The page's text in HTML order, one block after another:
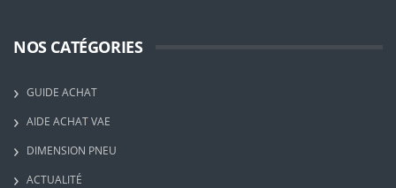
NOS CATÉGORIES
GUIDE ACHAT
AIDE ACHAT VAE
DIMENSION PNEU
ACTUALITÉ